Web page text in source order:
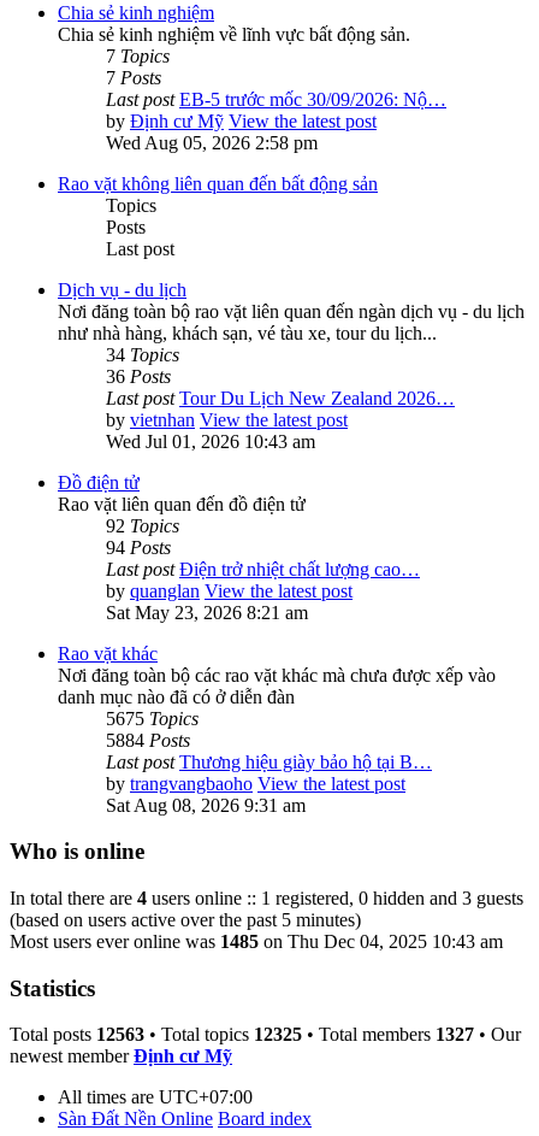
Chia sẻ kinh nghiệm
Chia sẻ kinh nghiệm về lĩnh vực bất động sản.
7 Topics
7 Posts
Last post EB-5 trước mốc 30/09/2026: Nộ…
by Định cư Mỹ View the latest post
Wed Aug 05, 2026 2:58 pm
Rao vặt không liên quan đến bất động sản
Topics
Posts
Last post
Dịch vụ - du lịch
Nơi đăng toàn bộ rao vặt liên quan đến ngàn dịch vụ - du lịch
như nhà hàng, khách sạn, vé tàu xe, tour du lịch...
34 Topics
36 Posts
Last post Tour Du Lịch New Zealand 2026…
by vietnhan View the latest post
Wed Jul 01, 2026 10:43 am
Đồ điện tử
Rao vặt liên quan đến đồ điện tử
92 Topics
94 Posts
Last post Điện trở nhiệt chất lượng cao…
by quanglan View the latest post
Sat May 23, 2026 8:21 am
Rao vặt khác
Nơi đăng toàn bộ các rao vặt khác mà chưa được xếp vào
danh mục nào đã có ở diễn đàn
5675 Topics
5884 Posts
Last post Thương hiệu giày bảo hộ tại B…
by trangvangbaoho View the latest post
Sat Aug 08, 2026 9:31 am
Who is online
In total there are 4 users online :: 1 registered, 0 hidden and 3 guests
(based on users active over the past 5 minutes)
Most users ever online was 1485 on Thu Dec 04, 2025 10:43 am
Statistics
Total posts 12563 • Total topics 12325 • Total members 1327 • Our
newest memberĐịnh cư Mỹ
All times are UTC+07:00
Sàn Đất Nền Online Board index